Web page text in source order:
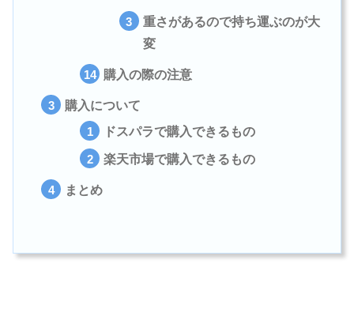
重さがあるので持ち運ぶのが大
変
購入の際の注意
購入について
ドスパラで購入できるもの
楽天市場で購入できるもの
まとめ